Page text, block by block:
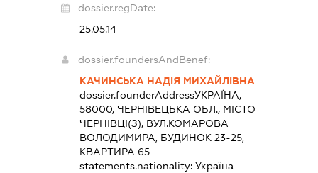
dossier.regDate:
25.05.14
dossier.foundersAndBenef:
КАЧИНСЬКА НАДІЯ МИХАЙЛІВНА
dossier.founderAddressУКРАЇНА,
58000, ЧЕРНІВЕЦЬКА ОБЛ., МІСТО
ЧЕРНІВЦІ(З), ВУЛ.КОМАРОВА
ВОЛОДИМИРА, БУДИНОК 23-25,
КВАРТИРА 65
statements.nationality:Україна